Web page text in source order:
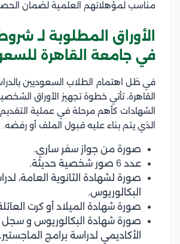
مناسب لمؤهلاتهم العلمية لضمان
الأوراق المطلوبة لـ
في جامعة القاهرة
في ظل اهتمام الطلاب السعوديين
القاهرة، تأتي خطوة تجهيز الأوراق
الشهادات كأهم مرحلة في عملية
الذي يتم بناء عليه قبول الملف أو رفضه.
صورة من جواز سفر ساري.
عدد 6 صور شخصية حديثة.
صورة لشهادة الثانوية العامة،
البكالوريوس.
صورة شهادة الميلاد أو كرت
صورة شهادة البكالوريوس و سجل
الأكاديمي لدراسة برامج الماجستير.